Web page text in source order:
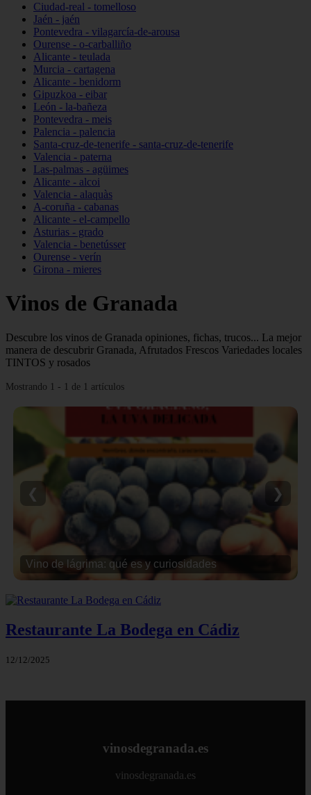
Ciudad-real - tomelloso
Jaén - jaén
Pontevedra - vilagarcía-de-arousa
Ourense - o-carballiño
Alicante - teulada
Murcia - cartagena
Alicante - benidorm
Gipuzkoa - eibar
León - la-bañeza
Pontevedra - meis
Palencia - palencia
Santa-cruz-de-tenerife - santa-cruz-de-tenerife
Valencia - paterna
Las-palmas - agüimes
Alicante - alcoi
Valencia - alaquàs
A-coruña - cabanas
Alicante - el-campello
Asturias - grado
Valencia - benetússer
Ourense - verín
Girona - mieres
Vinos de Granada
Descubre los vinos de Granada opiniones, fichas, trucos... La mejor
manera de descubrir Granada, Afrutados Frescos Variedades locales
TINTOS y rosados
Mostrando 1 - 1 de 1 artículos
Vino de lágrima: qué es y curiosidades
❮ ❯
Restaurante La Bodega en Cádiz
12/12/2025
vinosdegranada.es
vinosdegranada.es